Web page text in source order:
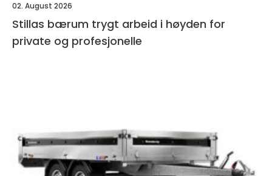
02. August 2026
Stillas bærum trygt arbeid i høyden for
private og profesjonelle